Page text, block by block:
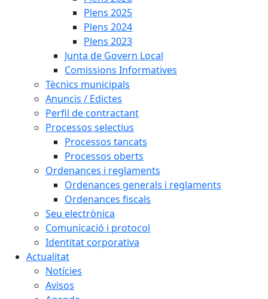
Plens 2025
Plens 2024
Plens 2023
Junta de Govern Local
Comissions Informatives
Tècnics municipals
Anuncis / Edictes
Perfil de contractant
Processos selectius
Processos tancats
Processos oberts
Ordenances i reglaments
Ordenances generals i reglaments
Ordenances fiscals
Seu electrònica
Comunicació i protocol
Identitat corporativa
Actualitat
Notícies
Avisos